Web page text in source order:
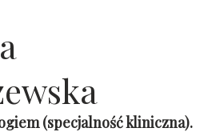
(specjalność kliniczna).